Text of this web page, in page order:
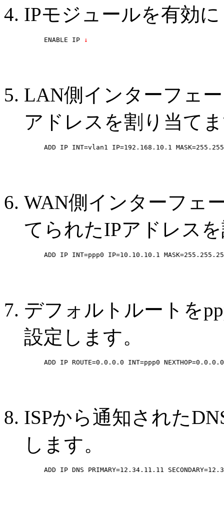
IPモジュールを有効
ENABLE IP ↓
LAN側インターフェ
アドレスを割り当て
ADD IP INT=vlan1 IP=192.168.10.1
WAN側インターフェ
てられたIPアドレス
ADD IP INT=ppp0 IP=10.10.10.1
デフォルトルートを
設定します。
ADD IP ROUTE=0.0.0.0 INT=ppp0 NEXTHOP=0.0.0.0
ISPから通知された
します。
ADD IP DNS PRIMARY=12.34.11.11